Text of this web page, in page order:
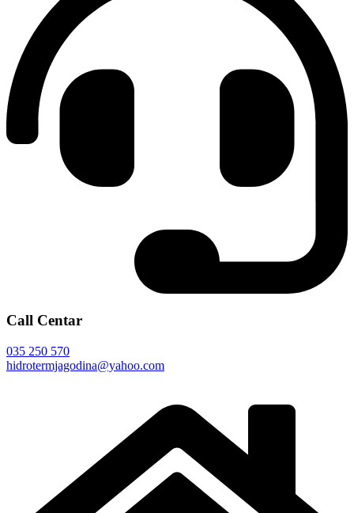
Call Centar
035 250 570
hidrotermjagodina@yahoo.com